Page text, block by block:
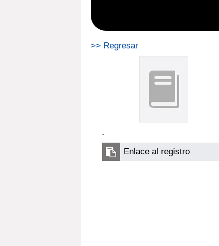
>> Regresar
.
Enlace al registro